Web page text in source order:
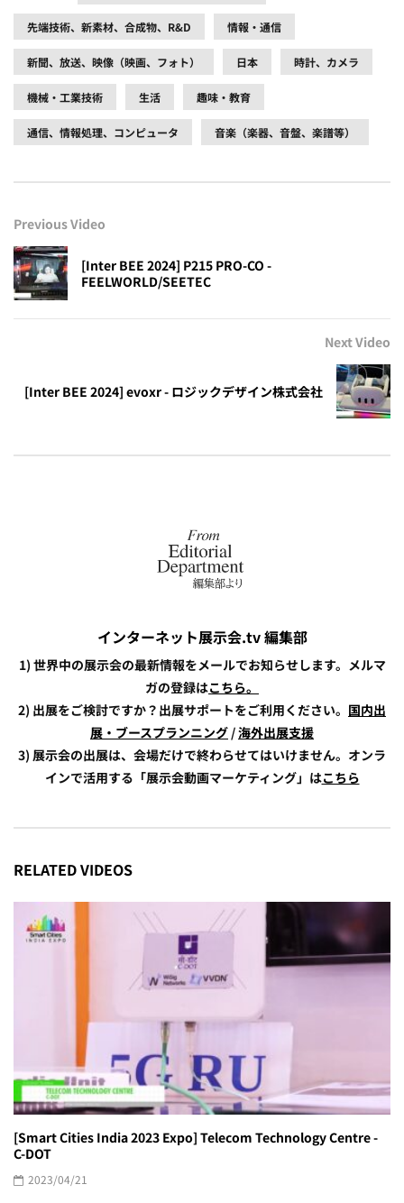
先端技術、新素材、合成物、R&D 情報・通信
新聞、放送、映像（映画、フォト） 日本 時計、カメラ
機械・工業技術 生活 趣味・教育
通信、情報処理、コンピュータ 音楽（楽器、音盤、楽譜等）
Previous Video
[Inter BEE 2024] P215 PRO-CO -
FEELWORLD/SEETEC
Next Video
[Inter BEE 2024] evoxr - ロジックデザイン株式会社
インターネット展示会.tv 編集部
1) 世界中の展示会の最新情報をメールでお知らせします。メルマ
ガの登録はこちら。
2) 出展をご検討ですか？出展サポートをご利用ください。 国内出
展・ブースプランニング /海外出展支援
3) 展示会の出展は、会場だけで終わらせてはいけません。オンラ
インで活用する「展示会動画マーケティング」はこちら
RELATED VIDEOS
[Smart Cities India 2023 Expo] Telecom Technology Centre -
C-DOT
2023/04/21